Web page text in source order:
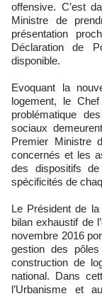
offensive. C’est
Ministre de
présentation
Déclaration de
disponible.
Evoquant la
logement, le
problématique
sociaux
Premier Ministre
concernés et les
des dispositifs
spécificités de
Le Président de la
bilan exhaustif de
novembre 2016
gestion des
construction de
national. Dans
l’Urbanisme et